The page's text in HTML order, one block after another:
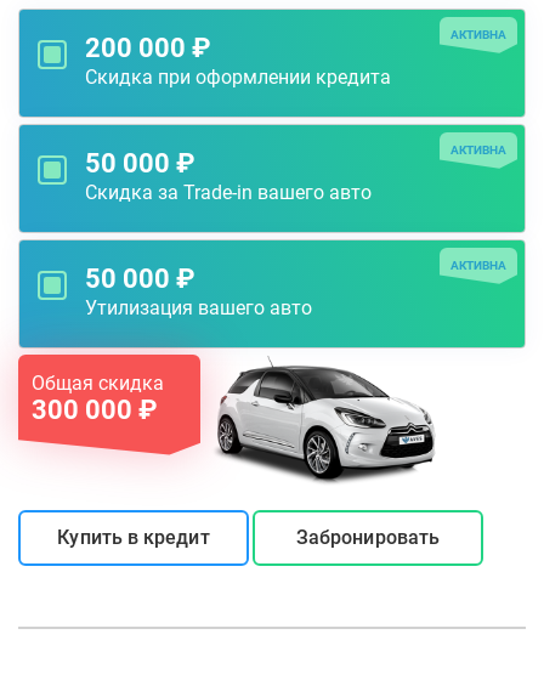
200 000 ₽
Скидка при оформлении кредита
АКТИВНА
50 000 ₽
Скидка за Trade-in вашего авто
АКТИВНА
50 000 ₽
Утилизация вашего авто
АКТИВНА
Общая скидка
300 000 ₽
Купить в кредит Забронировать